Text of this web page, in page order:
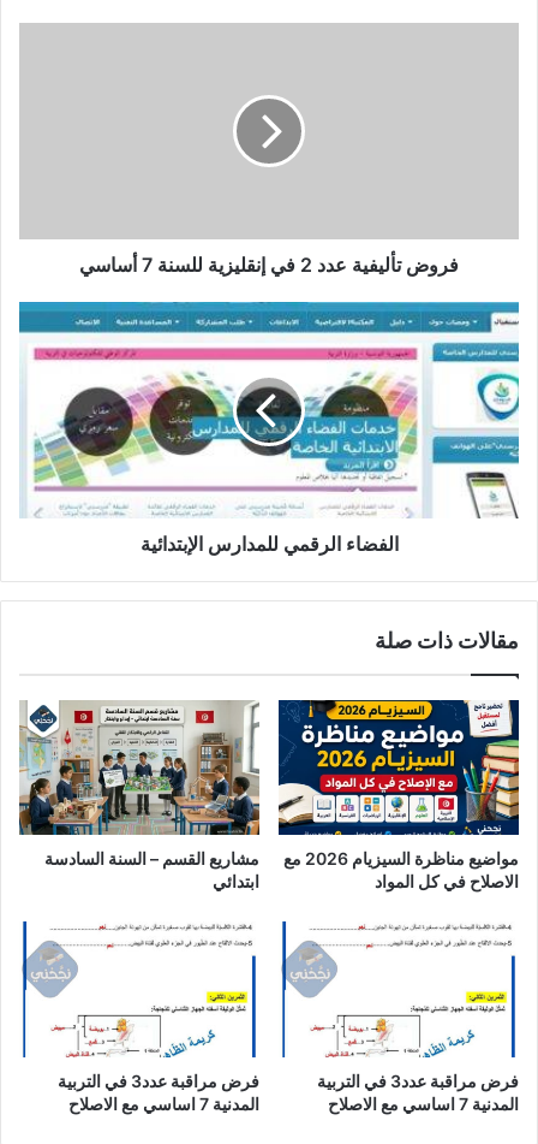
أساسي
فروض تأليفية عدد 2 في إنقليزية للسنة 7 أساسي
الفضاء
الرقمي
للمدارس
الإبتدائية
الفضاء الرقمي للمدارس الإبتدائية
مقالات ذات صلة
مواضيع مناظرة السيزيام 2026 مع
الاصلاح في كل المواد
مشاريع القسم – السنة السادسة
ابتدائي
فرض مراقبة عدد3 في التربية
المدنية 7 اساسي مع الاصلاح
فرض مراقبة عدد3 في التربية
المدنية 7 اساسي مع الاصلاح